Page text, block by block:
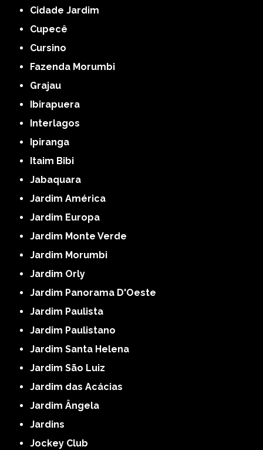
Cidade Jardim
Cupecê
Cursino
Fazenda Morumbi
Grajau
Ibirapuera
Interlagos
Ipiranga
Itaim Bibi
Jabaquara
Jardim América
Jardim Europa
Jardim Monte Verde
Jardim Morumbi
Jardim Orly
Jardim Panorama D'Oeste
Jardim Paulista
Jardim Paulistano
Jardim Santa Helena
Jardim São Luiz
Jardim das Acácias
Jardim Ângela
Jardins
Jockey Club